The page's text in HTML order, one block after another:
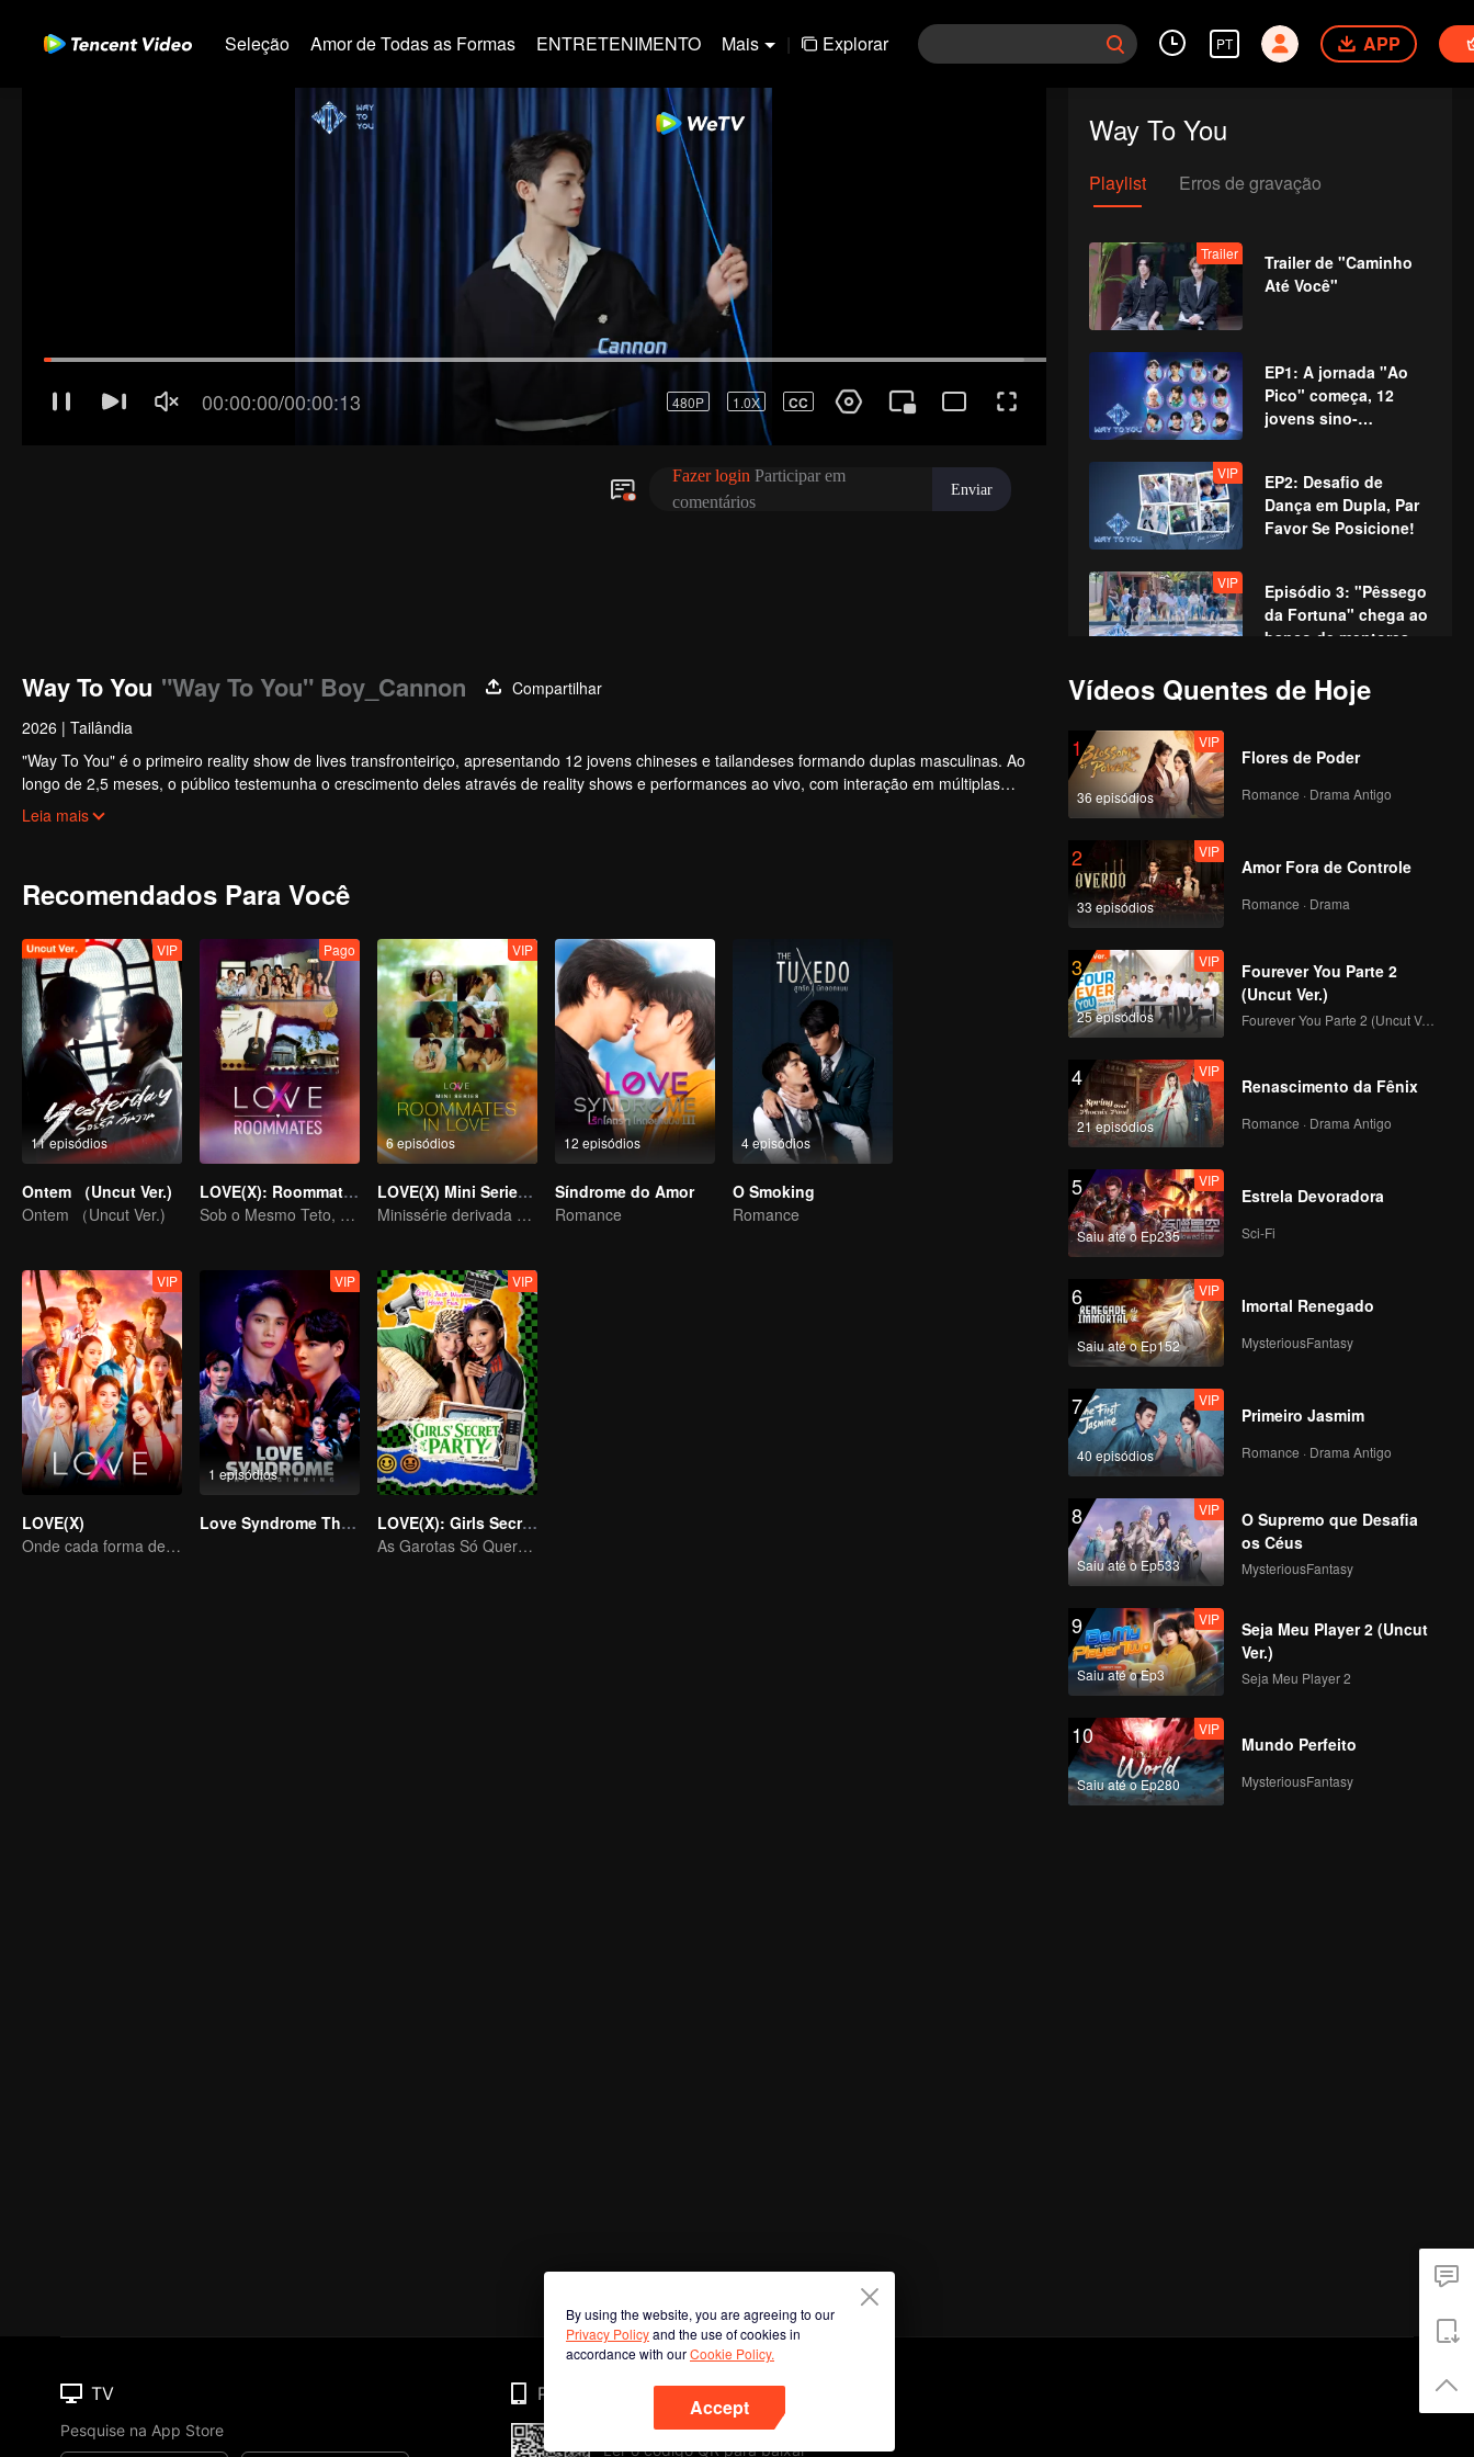
Seleção Amor de Todas as Formas ENTRETENIMENTO Mais | Explorar PT APP
Way To You
Playlist Erros de gravação
Trailer
Trailer de "Caminho
Até Você"
EP1: A jornada "Ao
Pico" começa, 12
jovens sino-
primeira vez!
VIP
EP2: Desafio de
Dança em Dupla, Par
Favor Se Posicione!
VIP
Episódio 3: "Pêssego
da Fortuna" chega ao
banco de mentores,
icônicas!
VIP
Episódio 4: Gala de
Talentos em uma
Disputa Épica de
Interpretação
VIP
Avante Sem Medo!
VIP
Aquáticos, Batalha
Geral de Todos os
Participantes!
VIP
Episódio 7: Exibição
talentos em grupo, da
inexperiência ao
deslumbre
VIP
VIP
VIP
VIP
Encontram-se no
Pico!
VIP EP8 Bônus-01
VIP EP8 Bônus-02
VIP
Way To You "Way To You" Boy_Cannon
Compartilhar
2026 | Tailândia
"Way To You" é o primeiro reality show de lives transfronteiriço, apresentando 12 jovens chineses e tailandeses formando duplas masculinas. Ao
longo de 2,5 meses, o público testemunha o crescimento deles através de reality shows e performances ao vivo, com interação em múltiplas
plataformas. Os espectadores participam diretamente do desenvolvimento dos ídolos por meio de votações e apoio, acompanhando a jornada
Leia mais
Recomendados Para Você
11 episódios
VIP
Ontem （Uncut Ver.)
Ontem （Uncut Ver.)
Pago
LOVE(X): Roommates
Sob o Mesmo Teto, Corações Desbloqueados! O Especial LOVE(X) de Companheiros de Casa
6 episódios
VIP
LOVE(X) Mini Series: Roommates In Love
Minissérie derivada de LOVE(X)
12 episódios
Síndrome do Amor
Romance
4 episódios
O Smoking
Romance
VIP
LOVE(X)
Onde cada forma de amor se encontra, cada coração palpita em todas as cores
1 episódios
VIP
Love Syndrome The Beginning Special Episode
VIP
LOVE(X): Girls Secret Party
As Garotas Só Querem Se Divertir
Vídeos Quentes de Hoje
1
36 episódios
VIP
Flores de Poder
Romance · Drama Antigo
2
33 episódios
VIP
Amor Fora de Controle
Romance · Drama
3
25 episódios
VIP
Fourever You Parte 2
(Uncut Ver.)
Fourever You Parte 2 (Uncut Ver.)
4
21 episódios
VIP
Renascimento da Fênix
Romance · Drama Antigo
5
Saiu até o Ep235
VIP
Estrela Devoradora
Sci-Fi
6
Saiu até o Ep152
VIP
Imortal Renegado
MysteriousFantasy
7
40 episódios
VIP
Primeiro Jasmim
Romance · Drama Antigo
8
Saiu até o Ep533
VIP
O Supremo que Desafia
os Céus
MysteriousFantasy
9
Saiu até o Ep3
VIP
Seja Meu Player 2 (Uncut
Ver.)
Seja Meu Player 2
10
Saiu até o Ep280
VIP
Mundo Perfeito
MysteriousFantasy
By using the website, you are agreeing to our
Privacy Policyand the use of cookies in
accordance with ourCookie Policy.
Accept
TV
Pesquise na App Store
Phone
Ler o código QR para baixar